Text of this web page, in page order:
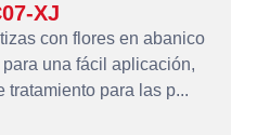
XJ
con flores en abanico
una fácil aplicación,
tratamiento para las p...